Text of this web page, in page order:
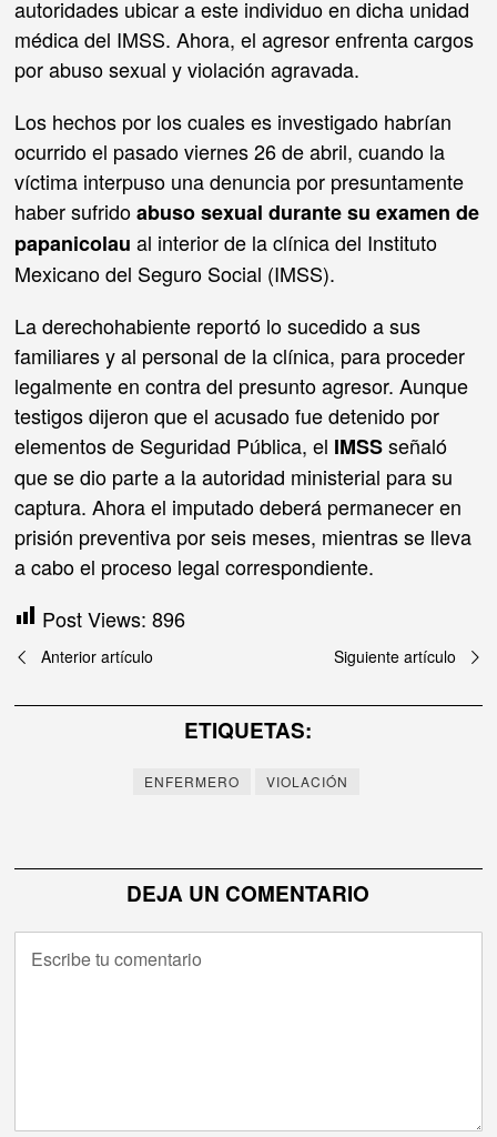
autoridades ubicar a este individuo en dicha unidad
médica del IMSS. Ahora, el agresor enfrenta cargos
por abuso sexual y violación agravada.
Los hechos por los cuales es investigado habrían
ocurrido el pasado viernes 26 de abril, cuando la
víctima interpuso una denuncia por presuntamente
haber sufridoabuso sexual durante su examen de
papanicolaual interior de la clínica del Instituto
Mexicano del Seguro Social (IMSS).
La derechohabiente reportó lo sucedido a sus
familiares y al personal de la clínica, para proceder
legalmente en contra del presunto agresor. Aunque
testigos dijeron que el acusado fue detenido por
elementos de Seguridad Pública, el IMSSseñaló
que se dio parte a la autoridad ministerial para su
captura. Ahora el imputado deberá permanecer en
prisión preventiva por seis meses, mientras se lleva
a cabo el proceso legal correspondiente.
Post Views: 896
Navegación
de
Anterior artículo Siguiente artículo
ETIQUETAS:
ENFERMERO VIOLACIÓN
DEJA UN COMENTARIO